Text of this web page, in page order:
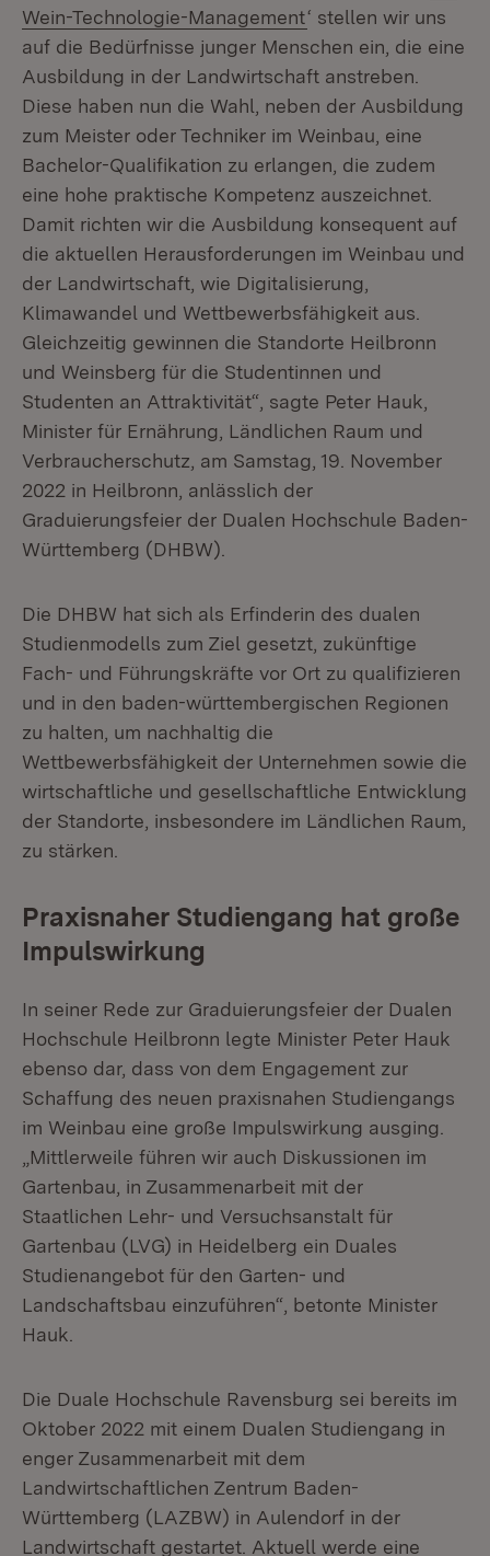
Wein-Technologie-Management(Öffnet in neuem
‘ stellen wir uns
auf die Bedürfnisse junger Menschen ein, die eine
Ausbildung in der Landwirtschaft anstreben.
Diese haben nun die Wahl, neben der Ausbildung
zum Meister oder Techniker im Weinbau, eine
Bachelor-Qualifikation zu erlangen, die zudem
eine hohe praktische Kompetenz auszeichnet.
Damit richten wir die Ausbildung konsequent auf
die aktuellen Herausforderungen im Weinbau und
der Landwirtschaft, wie Digitalisierung,
Klimawandel und Wettbewerbsfähigkeit aus.
Gleichzeitig gewinnen die Standorte Heilbronn
und Weinsberg für die Studentinnen und
Studenten an Attraktivität“, sagte Peter Hauk,
Minister für Ernährung, Ländlichen Raum und
Verbraucherschutz, am Samstag, 19. November
2022 in Heilbronn, anlässlich der
Graduierungsfeier der Dualen Hochschule Baden-
Württemberg (DHBW).
Die DHBW hat sich als Erfinderin des dualen
Studienmodells zum Ziel gesetzt, zukünftige
Fach- und Führungskräfte vor Ort zu qualifizieren
und in den baden-württembergischen Regionen
zu halten, um nachhaltig die
Wettbewerbsfähigkeit der Unternehmen sowie die
wirtschaftliche und gesellschaftliche Entwicklung
der Standorte, insbesondere im Ländlichen Raum,
zu stärken.
Praxisnaher Studiengang hat große
Impulswirkung
In seiner Rede zur Graduierungsfeier der Dualen
Hochschule Heilbronn legte Minister Peter Hauk
ebenso dar, dass von dem Engagement zur
Schaffung des neuen praxisnahen Studiengangs
im Weinbau eine große Impulswirkung ausging.
„Mittlerweile führen wir auch Diskussionen im
Gartenbau, in Zusammenarbeit mit der
Staatlichen Lehr- und Versuchsanstalt für
Gartenbau (LVG) in Heidelberg ein Duales
Studienangebot für den Garten- und
Landschaftsbau einzuführen“, betonte Minister
Hauk.
Die Duale Hochschule Ravensburg sei bereits im
Oktober 2022 mit einem Dualen Studiengang in
enger Zusammenarbeit mit dem
Landwirtschaftlichen Zentrum Baden-
Württemberg (LAZBW) in Aulendorf in der
Landwirtschaft gestartet. Aktuell werde eine